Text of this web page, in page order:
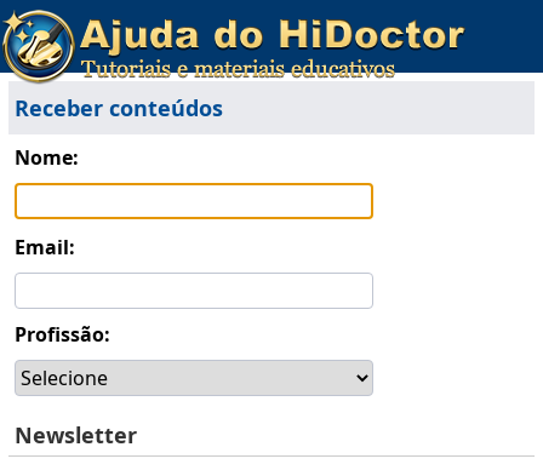
Receber conteúdos
Nome:
Email:
Profissão:
Newsletter